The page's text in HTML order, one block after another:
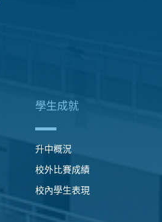
學生成就
升中概況
校外比賽成績
校內學生表現